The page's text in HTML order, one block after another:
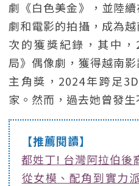
劇《白色美金》，並陸
劇和電影的拍攝，成為
次的獲獎紀錄，其中
局》偶像劇，獲得越南
主角獎，2024年跨足
家。然而，過去她曾發生
【推薦閱讀】
都姓丁! 台灣阿拉伯後
從女模、配角到實力